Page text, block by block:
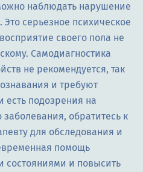
наблюдать нарушение
серьезное психическое
своего пола не
Самодиагностика
не рекомендуется, так
и требуют
есть подозрения на
обратитесь к
для обследования и
помощь
состояниями и повысить